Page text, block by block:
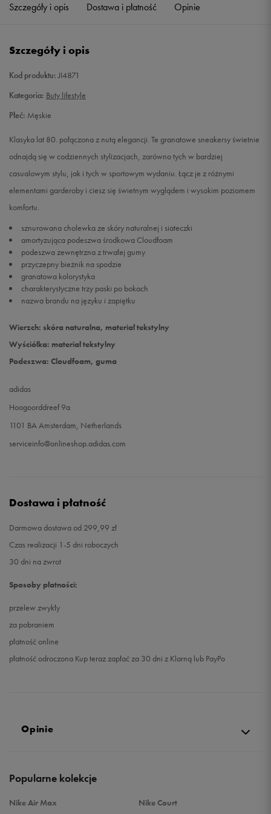
45 1/3 29 cm
46 2/3
47 1/3 30,5 cm Powiadom o dostępności
48 31 cm Powiadom o dostępności
49 1/3
Szczegóły i opis Dostawa i płatność Opinie
Szczegóły i opis
Kod produktu:JI4871
Kategoria: Buty lifestyle
Płeć: Męskie
Klasyka lat 80. połączona z nutą elegancji. Te granatowe sneakersy świetnie
odnajdą się w codziennych stylizacjach, zarówno tych w bardziej
casualowym stylu, jak i tych w sportowym wydaniu. Łącz je z różnymi
elementami garderoby i ciesz się świetnym wyglądem i wysokim poziomem
komfortu.
sznurowana cholewka ze skóry naturalnej i siateczki
amortyzująca podeszwa środkowa Cloudfoam
podeszwa zewnętrzna z trwałej gumy
przyczepny bieżnik na spodzie
granatowa kolorystyka
charakterystyczne trzy paski po bokach
nazwa brandu na języku i zapiętku
Wierzch: skóra naturalna, materiał tekstylny
Wyściółka: materiał tekstylny
Podeszwa: Cloudfoam, guma
adidas
Hoogoorddreef 9a
1101 BA Amsterdam, Netherlands
serviceinfo@onlineshop.adidas.com
Dostawa i płatność
Darmowa dostawa od 299,99 zł
Czas realizacji 1-5 dni roboczych
30 dni na zwrot
Sposoby płatności:
przelew zwykły
za pobraniem
płatność online
płatność odroczona Kup teraz zapłać za 30 dni z Klarną lub PayPo
Opinie
Popularne kolekcje
Nike Air Max
Nike Court